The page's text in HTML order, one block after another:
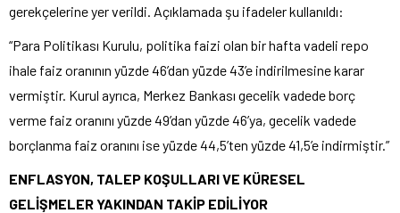
gerekçelerine yer verildi. Açıklamada şu ifadeler kullanıldı:
“Para Politikası Kurulu, politika faizi olan bir hafta vadeli repo
ihale faiz oranının yüzde 46’dan yüzde 43’e indirilmesine karar
vermiştir. Kurul ayrıca, Merkez Bankası gecelik vadede borç
verme faiz oranını yüzde 49’dan yüzde 46’ya, gecelik vadede
borçlanma faiz oranını ise yüzde 44,5’ten yüzde 41,5’e indirmiştir.”
ENFLASYON, TALEP KOŞULLARI VE KÜRESEL
GELİŞMELER YAKINDAN TAKİP EDİLİYOR